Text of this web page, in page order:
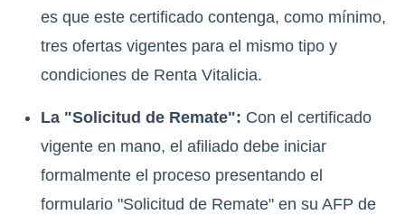
es que este certificado contenga, como mínimo,
tres ofertas vigentes para el mismo tipo y
condiciones de Renta Vitalicia.
La "Solicitud de Remate": Con el certificado
vigente en mano, el afiliado debe iniciar
formalmente el proceso presentando el
formulario "Solicitud de Remate" en su AFP de